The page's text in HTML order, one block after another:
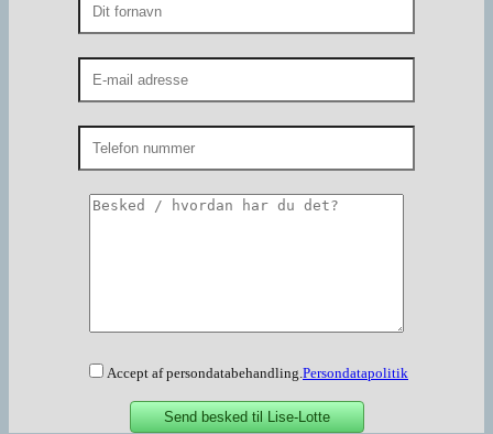
Accept af persondatabehandling.Persondatapolitik